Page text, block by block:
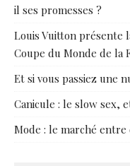
il ses promesses ?
Louis Vuitton présente
Coupe du Monde de la
Et si vous passiez une
Canicule : le slow sex,
Mode : le marché